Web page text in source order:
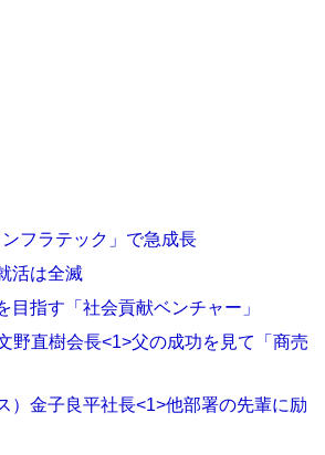
フラテック」で急成長
活は全滅
指す「社会貢献ベンチャー」
野直樹会長<1>父の成功を見て「商売
）金子良平社長<1>他部署の先輩に励